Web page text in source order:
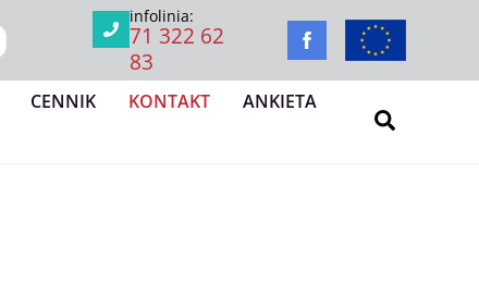
infolinia:
71 322 62
83
CENNIK KONTAKT
ANKIETA